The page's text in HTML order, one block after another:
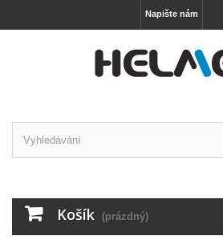
Napište nám
Košík (prázdný)